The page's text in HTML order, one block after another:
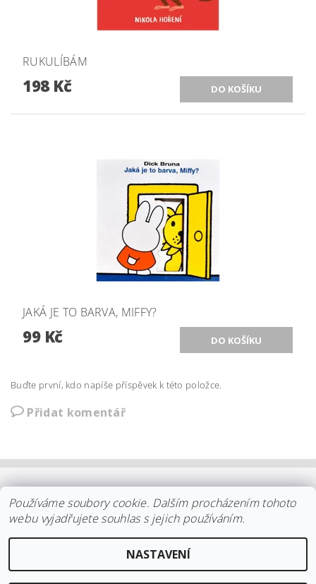
RUKULÍBÁM
198 Kč
JAKÁ JE TO BARVA, MIFFY?
99 Kč
Buďte první, kdo napíše příspěvek k této položce.
Přidat komentář
| KOLEKCE STELTON | DISTRIBUCE IITTALA |
REKLAMACE/ODSTOUPENÍ | VŠE O NÁKUPU | KDO JSME
KONTAKT
2026 ©arki.cz, všechna práva vyhrazena
Používáme soubory cookie. Dalším procházením tohoto
webu vyjadřujete souhlas s jejich používáním.
NASTAVENÍ